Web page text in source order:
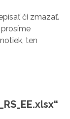
či zmazať.
ten